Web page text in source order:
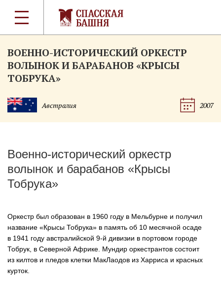
ВОЕННО-ИСТОРИЧЕСКИЙ ОРКЕСТР
ВОЛЫНОК И БАРАБАНОВ «КРЫСЫ
ТОБРУКА»
Австралия 2007
Военно-исторический оркестр
волынок и барабанов «Крысы
Тобрука»
Оркестр был образован в 1960 году в Мельбурне и получил
название «Крысы Тобрука» в память об 10 месячной осаде
в 1941 году австралийской 9-й дивизии в портовом городе
Тобрук, в Северной Африке. Мундир оркестрантов состоит
из килтов и пледов клетки МакЛаодов из Харриса и красных
курток.